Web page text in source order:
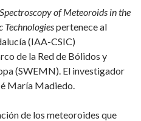
Spectroscopy of Meteoroids in the
Technologiespertenece al
(IAA-CSIC)
de la Red de Bólidos y
(SWEMN). El investigador
María Madiedo.
de los meteoroides que